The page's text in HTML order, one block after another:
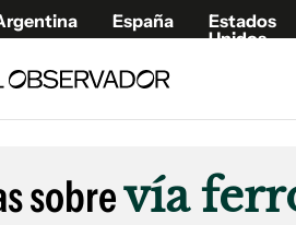
España
Estados
Unidos
sobrevía